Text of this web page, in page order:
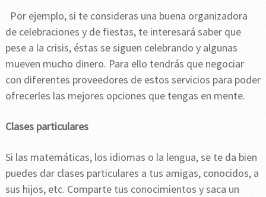
Por ejemplo, si te consideras una buena organizadora
de celebraciones y de fiestas, te interesará saber que
pese a la crisis, éstas se siguen celebrando y algunas
mueven mucho dinero. Para ello tendrás que negociar
con diferentes proveedores de estos servicios para poder
ofrecerles las mejores opciones que tengas en mente.
Clases particulares
Si las matemáticas, los idiomas o la lengua, se te da bien
puedes dar clases particulares a tus amigas, conocidos, a
sus hijos, etc. Comparte tus conocimientos y saca un